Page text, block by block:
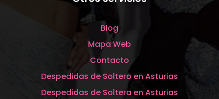
Blog
Mapa Web
Contacto
Despedidas de Soltero en Asturias
Despedidas de Soltera en Asturias